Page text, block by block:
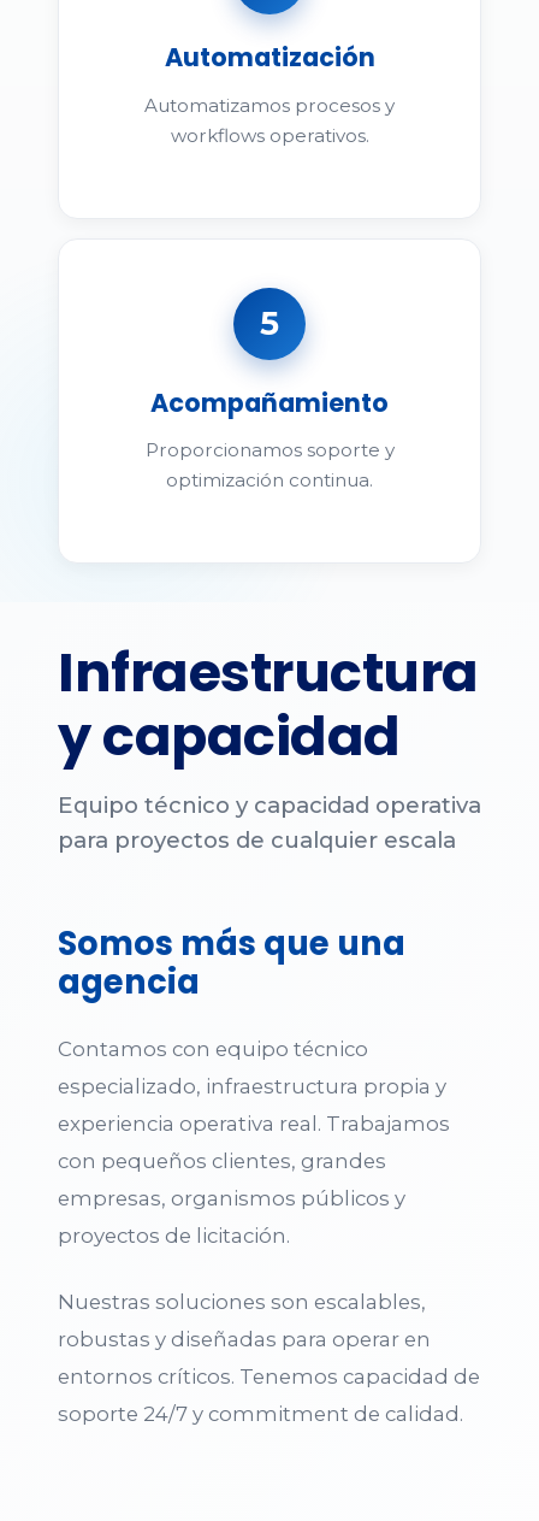
Automatización
Automatizamos procesos y
workflows operativos.
5
Acompañamiento
Proporcionamos soporte y
optimización continua.
Infraestructura
y capacidad
Equipo técnico y capacidad operativa
para proyectos de cualquier escala
Somos más que una
agencia
Contamos con equipo técnico
especializado, infraestructura propia y
experiencia operativa real. Trabajamos
con pequeños clientes, grandes
empresas, organismos públicos y
proyectos de licitación.
Nuestras soluciones son escalables,
robustas y diseñadas para operar en
entornos críticos. Tenemos capacidad de
soporte 24/7 y commitment de calidad.